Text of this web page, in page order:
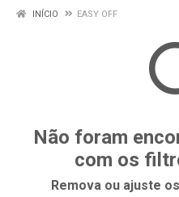
INÍCIO EASY OFF
Não foram
com os
Remova ou ajuste